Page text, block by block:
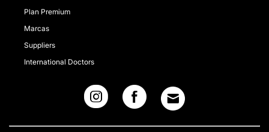
Plan Premium
Marcas
Suppliers
International Doctors